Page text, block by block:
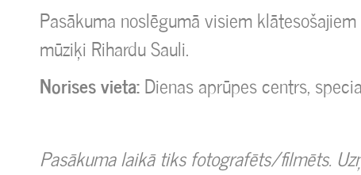
Pasākuma noslēgumā visiem
mūziķi Rihardu Sauli.
Norises vieta:Dienas aprūpes centrs,
Pasākuma laikā tiks fotografēts/filmēts.